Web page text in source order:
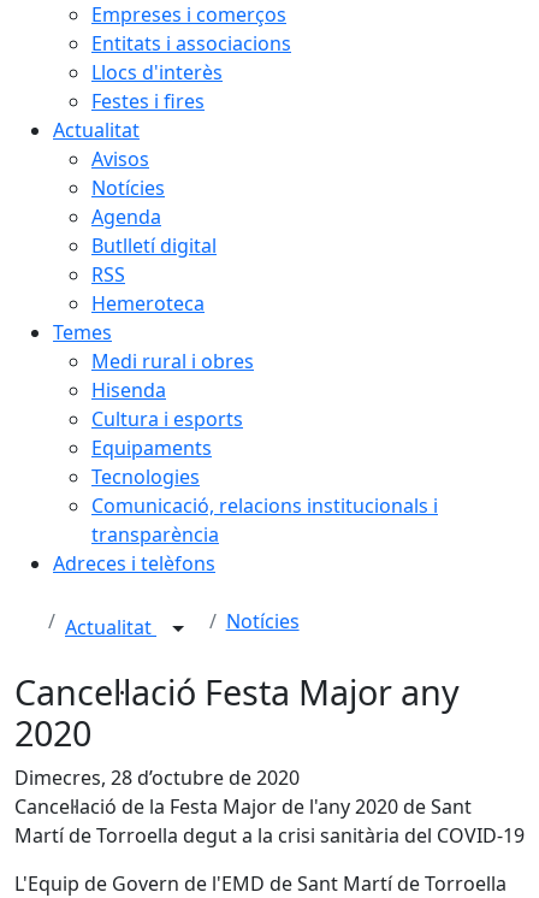
Empreses i comerços
Entitats i associacions
Llocs d'interès
Festes i fires
Actualitat
Avisos
Notícies
Agenda
Butlletí digital
RSS
Hemeroteca
Temes
Medi rural i obres
Hisenda
Cultura i esports
Equipaments
Tecnologies
Comunicació, relacions institucionals i
transparència
Adreces i telèfons
Actualitat Notícies
Cancel·lació Festa Major any
2020
Dimecres, 28 d’octubre de 2020
Cancel·lació de la Festa Major de l'any 2020 de Sant
Martí de Torroella degut a la crisi sanitària del COVID-19
L'Equip de Govern de l'EMD de Sant Martí de Torroella